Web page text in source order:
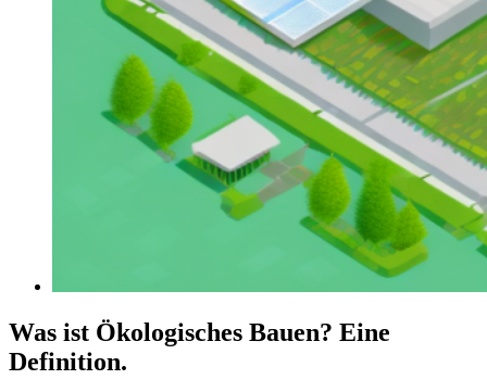
Was ist Ökologisches Bauen? Eine
Definition.